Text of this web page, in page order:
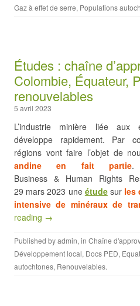
Gaz à effet de serre, Populations
Études : chaîne
Colombie, Équateur,
renouvelables
5 avril 2023
L’industrie minière liée aux
développe rapidement. Par
régions vont faire l’objet de
andine en fait partie.
Business & Human Rights
29 mars 2023 une étudesur les
intensive de minéraux de
reading →
Published byadmin, in Chaîne
Développement local, Docs PED,
autochtones, Renouvelables.